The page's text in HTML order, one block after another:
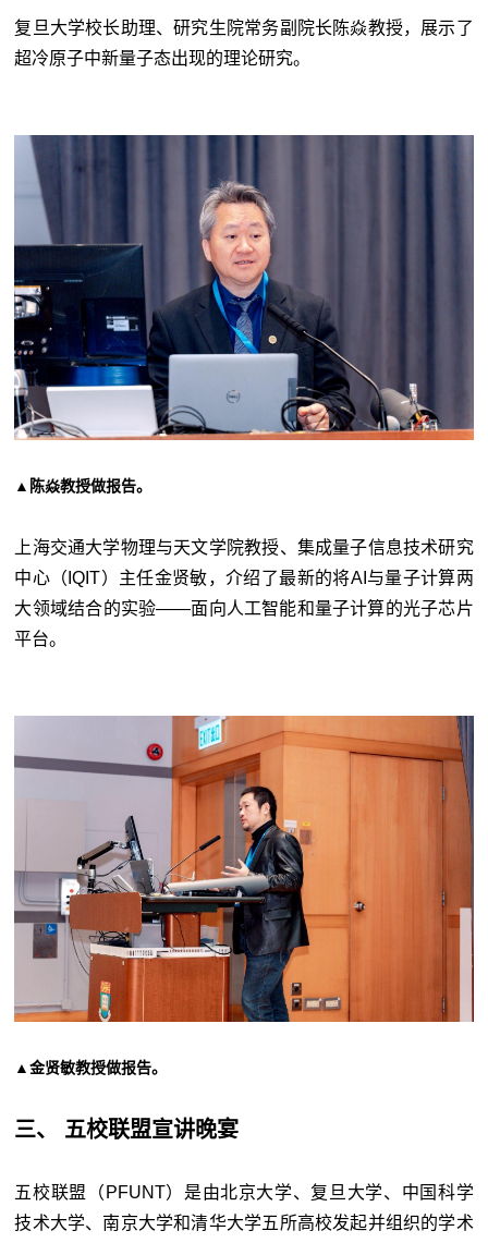
复旦大学校长助理、研究生院常务副院长陈焱教授，展示了
超冷原子中新量子态出现的理论研究。
▲陈焱教授做报告。
上海交通大学物理与天文学院教授、集成量子信息技术研究
中心（IQIT）主任金贤敏，介绍了最新的将AI与量子计算两
大领域结合的实验——面向人工智能和量子计算的光子芯片
平台。
▲金贤敏教授做报告。
三、 五校联盟宣讲晚宴
五校联盟（PFUNT）是由北京大学、复旦大学、中国科学
技术大学、南京大学和清华大学五所高校发起并组织的学术